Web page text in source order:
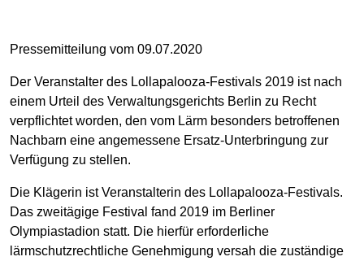
Pressemitteilung vom 09.07.2020
Der Veranstalter des Lollapalooza-Festivals 2019 ist nach
einem Urteil des Verwaltungsgerichts Berlin zu Recht
verpflichtet worden, den vom Lärm besonders betroffenen
Nachbarn eine angemessene Ersatz-Unterbringung zur
Verfügung zu stellen.
Die Klägerin ist Veranstalterin des Lollapalooza-Festivals.
Das zweitägige Festival fand 2019 im Berliner
Olympiastadion statt. Die hierfür erforderliche
lärmschutzrechtliche Genehmigung versah die zuständige